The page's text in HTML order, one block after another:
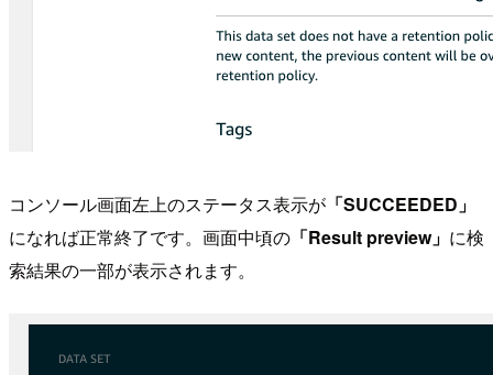
コンソール画面左上のステータス表示が 「SUCCEEDED」
になれば正常終了です。画面中頃の 「Result preview」 に検
索結果の一部が表示されます。